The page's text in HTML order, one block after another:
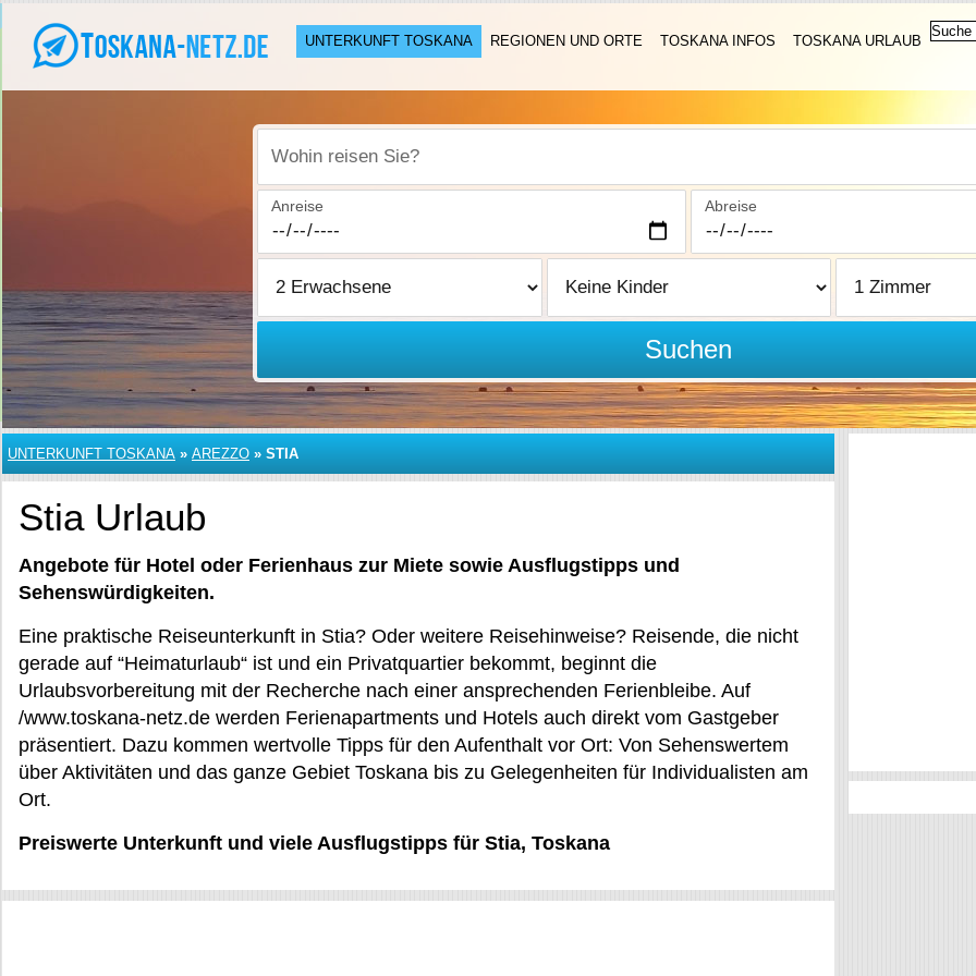
UNTERKUNFT TOSKANA REGIONEN UND ORTE TOSKANA INFOS TOSKANA URLAUB
Wohin reisen Sie?
Anreise Abreise
Suchen
UNTERKUNFT TOSKANA » AREZZO » STIA
Stia Urlaub
Angebote für Hotel oder Ferienhaus zur Miete sowie Ausflugstipps und
Sehenswürdigkeiten.
Eine praktische Reiseunterkunft in Stia? Oder weitere Reisehinweise? Reisende, die nicht
gerade auf “Heimaturlaub“ ist und ein Privatquartier bekommt, beginnt die
Urlaubsvorbereitung mit der Recherche nach einer ansprechenden Ferienbleibe. Auf
/www.toskana-netz.de werden Ferienapartments und Hotels auch direkt vom Gastgeber
präsentiert. Dazu kommen wertvolle Tipps für den Aufenthalt vor Ort: Von Sehenswertem
über Aktivitäten und das ganze Gebiet Toskana bis zu Gelegenheiten für Individualisten am
Ort.
Preiswerte Unterkunft und viele Ausflugstipps für Stia, Toskana